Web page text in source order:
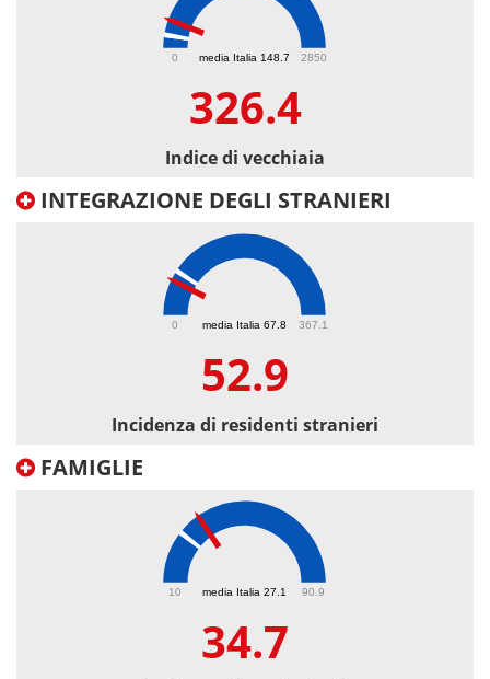
media Italia 148.7
0 2850
326.4
Indice di vecchiaia
INTEGRAZIONE DEGLI STRANIERI
media Italia 67.8
0 367.1
52.9
Incidenza di residenti stranieri
FAMIGLIE
media Italia 27.1
10 90.9
34.7